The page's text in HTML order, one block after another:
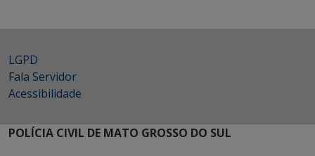
LGPD
Fala Servidor
Acessibilidade
POLÍCIA CIVIL DE MATO GROSSO DO SUL